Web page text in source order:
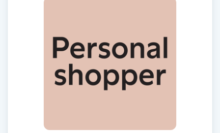
Damklippning